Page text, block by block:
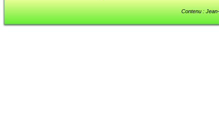
Contenu :